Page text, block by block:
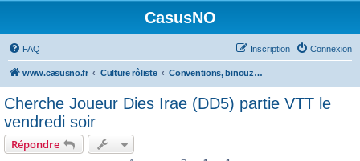
CasusNO
FAQ Connexion
Inscription
www.casusno.fr Culture rôliste Conventions, binouzes et recherche de joueurs
Cherche Joueur Dies Irae (DD5) partie VTT le
vendredi soir
Répondre